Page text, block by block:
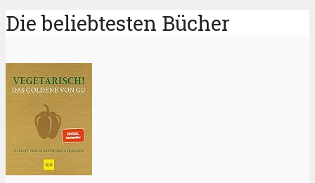
Die beliebtesten Bücher